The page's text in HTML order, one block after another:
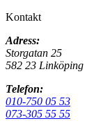
Kontakt
Adress:
Storgatan 25
582 23 Linköping
Telefon:
010-750 05 53
073-305 55 55